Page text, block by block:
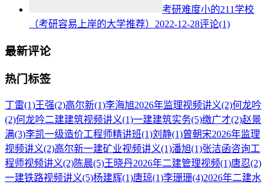
考研难度小的211学校
（考研容易上岸的大学推荐） 2022-12-28评论(1)
最新评论
热门标签
丁雷(1)王强(2)高尔新(1)李海旭2026年监理视频讲义(2)何龙吟
(2)何龙吟二建建筑视频讲义(1)一建建筑实务(5)缴广才(2)赵景
满(3)李凯一级造价工程师精讲班(1)刘静(1)曾朝宋2026年监理
视频讲义(2)高尔新一建矿业视频讲义(1)潘旭(1)张洁函咨询工
程师视频讲义(2)陈晨(5)王晓丹2026年二建管理视频(1)唐忍(2)
一建铁路视频讲义(5)杨建辉(1)唐琼(1)李珊珊(4)2026年二建水